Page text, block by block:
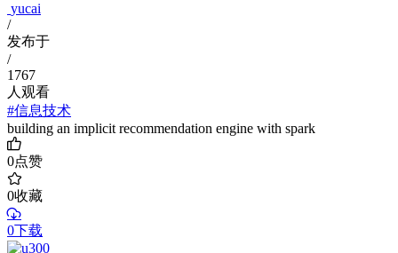
yucai
/
发布于
/
1767
人观看
#信息技术
building an implicit recommendation engine with spark
0点赞
0收藏
0下载